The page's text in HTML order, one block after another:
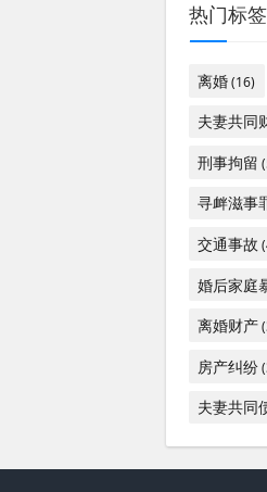
热门标签
离婚(16)
夫妻共同
刑事拘留
寻衅滋事
交通事故
婚后家庭
离婚财产
房产纠纷
夫妻共同